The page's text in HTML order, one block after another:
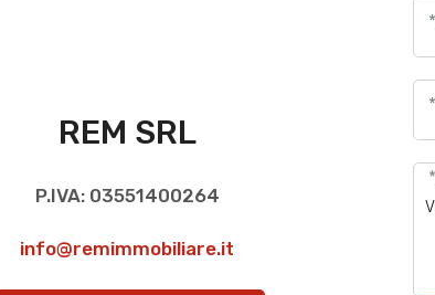
REM SRL
P.IVA: 03551400264
info@remimmobiliare.it